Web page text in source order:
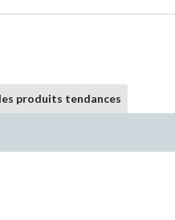
produits tendances